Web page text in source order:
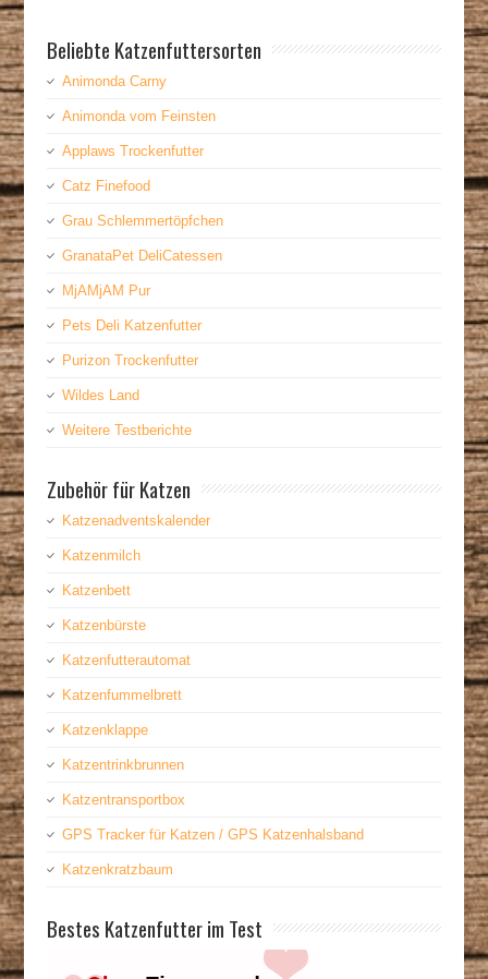
Beliebte Katzenfuttersorten
Animonda Carny
Animonda vom Feinsten
Applaws Trockenfutter
Catz Finefood
Grau Schlemmertöpfchen
GranataPet DeliCatessen
MjAMjAM Pur
Pets Deli Katzenfutter
Purizon Trockenfutter
Wildes Land
Weitere Testberichte
Zubehör für Katzen
Katzenadventskalender
Katzenmilch
Katzenbett
Katzenbürste
Katzenfutterautomat
Katzenfummelbrett
Katzenklappe
Katzentrinkbrunnen
Katzentransportbox
GPS Tracker für Katzen / GPS Katzenhalsband
Katzenkratzbaum
Bestes Katzenfutter im Test